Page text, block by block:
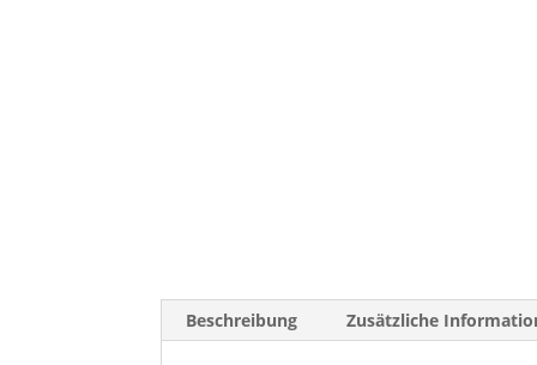
Beschreibung Zusätzliche